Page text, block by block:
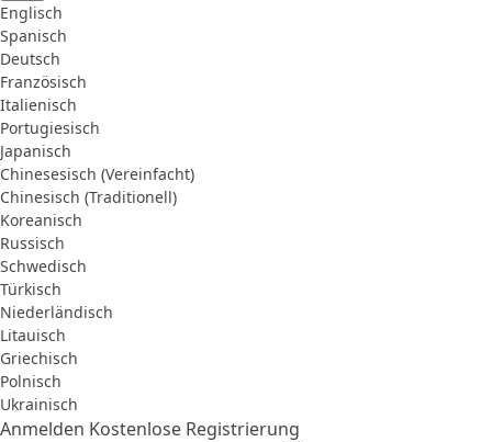
Englisch
Spanisch
Deutsch
Französisch
Italienisch
Portugiesisch
Japanisch
Chinesesisch (Vereinfacht)
Chinesisch (Traditionell)
Koreanisch
Russisch
Schwedisch
Türkisch
Niederländisch
Litauisch
Griechisch
Polnisch
Ukrainisch
Anmelden Kostenlose Registrierung